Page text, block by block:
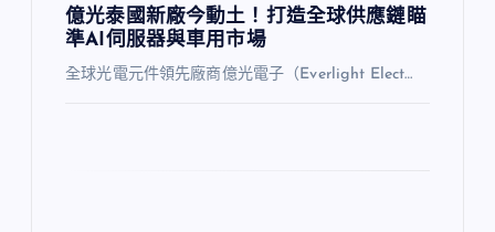
億光泰國新廠今動土！打造全球供應鏈瞄
準AI伺服器與車用市場
全球光電元件領先廠商億光電子（Everlight Elect…